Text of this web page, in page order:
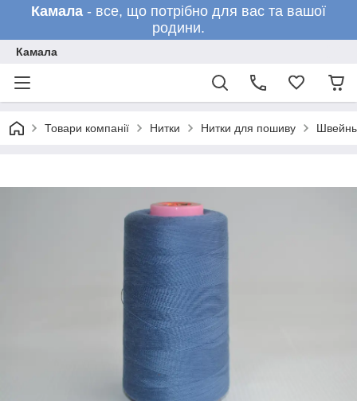
Камала - все, що потрібно для вас та вашої
родини.
Камала
Товари компанії Нитки Нитки для пошиву